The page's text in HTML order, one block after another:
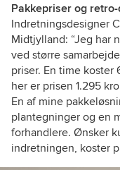
Pakkepriser og
Indretningsdesigner
Midtjylland: “Jeg har
ved større
priser. En time koster
her er prisen 1.295
En af mine
plantegninger og en
forhandlere. Ønsker
indretningen, koster